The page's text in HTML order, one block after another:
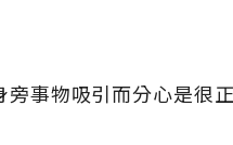
事物吸引而分心是很